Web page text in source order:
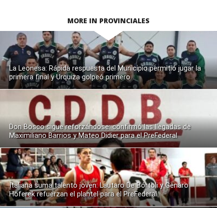
MORE IN PROVINCIALES
La Leonesa: Rápida respuesta del Municipio permitió jugar la
primera final y Urquiza golpeó primero
Don Bosco sigue reforzándose: confirmó las llegadas de
Maximiliano Barrios y Mateo Didier para el PreFederal
Italiana suma talento joven: Lautaro De Bórtoli y Genaro
Hoferek refuerzan el plantel para el PreFederal